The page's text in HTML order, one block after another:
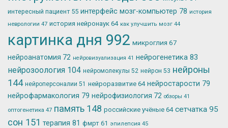
интересный пациент 55 интерфейс мозг-компьютер 78 история
неврологии 47 история нейронаук 64 как улучшить мозг 44
картинка дня 992 микроглия 67
нейроанатомия 72 нейровизуализация 41 нейрогенетика 83
нейрозоология 104 нейромолекулы 52 нейрон 53 нейроны
144 нейроперсоналии 51 нейроразвитие 64 нейростарости 79
нейрофармакология 79 нейрофизиология 72 обзоры 41
оптогенетика 47 память 148 российские учёные 64 сетчатка 95
сон 151 терапия 81 фмрт 61 эпилепсия 45